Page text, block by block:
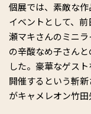
個展では、素敵な
イベントとして、
瀬マキさんのミニ
の辛酸なめ子さん
した。豪華なゲス
開催するという斬
がキャメレオン竹田